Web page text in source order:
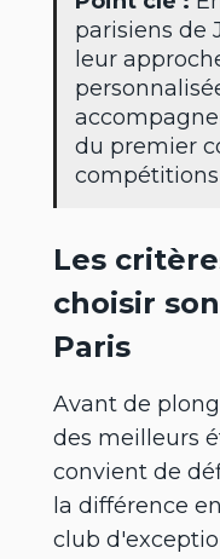
parisiens de
leur
du premier
Les
choisir
Paris
Avant de
des meilleurs
convient de
la différence
club